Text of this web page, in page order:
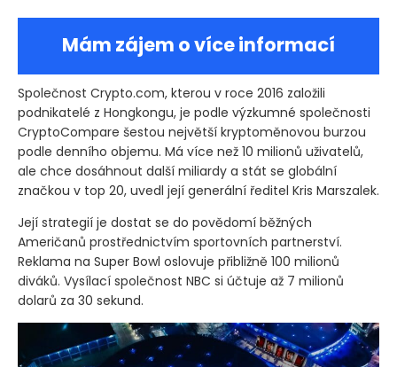
Mám zájem o více informací
Společnost Crypto.com, kterou v roce 2016 založili
podnikatelé z Hongkongu, je podle výzkumné společnosti
CryptoCompare šestou největší kryptoměnovou burzou
podle denního objemu. Má více než 10 milionů uživatelů,
ale chce dosáhnout další miliardy a stát se globální
značkou v top 20, uvedl její generální ředitel Kris Marszalek.
Její strategií je dostat se do povědomí běžných
Američanů prostřednictvím sportovních partnerství.
Reklama na Super Bowl oslovuje přibližně 100 milionů
diváků. Vysílací společnost NBC si účtuje až 7 milionů
dolarů za 30 sekund.